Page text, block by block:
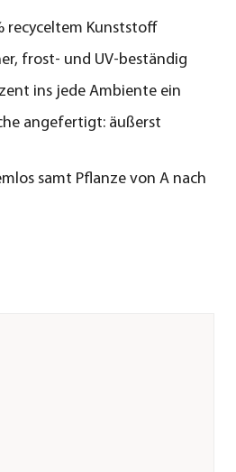
recyceltem Kunststoff
frost- und UV-beständig
ins jede Ambiente ein
angefertigt: äußerst
samt Pflanze von A nach